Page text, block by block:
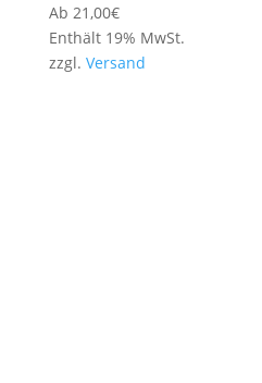
Ab 21,00€
Enthält 19% MwSt.
zzgl. Versand